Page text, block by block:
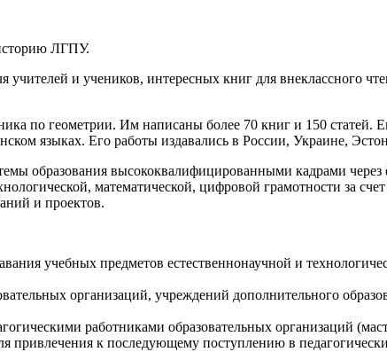
ЛГПУ.
и учеников, интересных книг для внеклассного
по геометрии. Им написаны более 70 книг и 150 статей.
языках. Его работы издавались в России, Украине,
образования высококвалифицированными кадрами
математической, цифровой грамотности за
и проектов.
учебных предметов естественнонаучной и
организаций, учреждений дополнительного
работниками образовательных организаций
привлечения к последующему поступлению в